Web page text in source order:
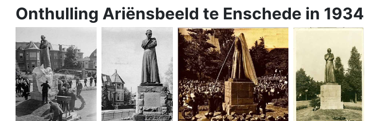
Onthulling Ariënsbeeld te Enschede in 1934